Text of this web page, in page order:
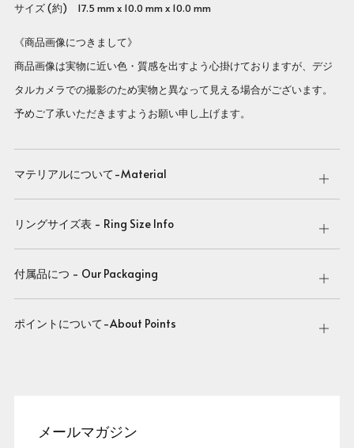
サイズ (約) 17.5 mm x 10.0 mm x 10.0 mm
《商品画像につきまして》
商品画像は実物に近い色・質感を出すよう心掛けておりますが、デジ
タルカメラでの撮影のため実物と異なって見える場合がございます。
予めご了承いただきますようお願い申し上げます。
マテリアルについて-Material
Open
tab
リングサイズ表 - Ring Size Info
Open
tab
付属品につ - Our Packaging
Open
tab
ポイントについて-About Points
Open
メールマガジン